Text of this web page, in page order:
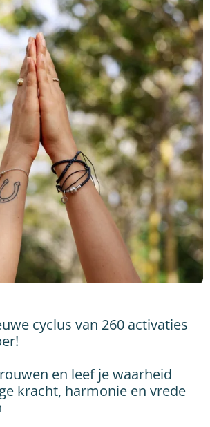
cyclus van 260 activaties
en leef je waarheid
kracht, harmonie en vrede